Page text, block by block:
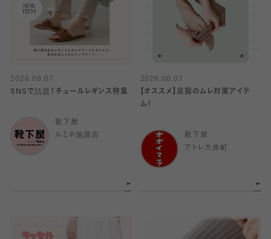
2026.08.07
SNSで話題！チュールレギンス特集
靴下屋
ルミネ池袋店
2026.08.07
【オススメ】足指のムレ対策アイテ
ム！
靴下屋
アトレ大井町